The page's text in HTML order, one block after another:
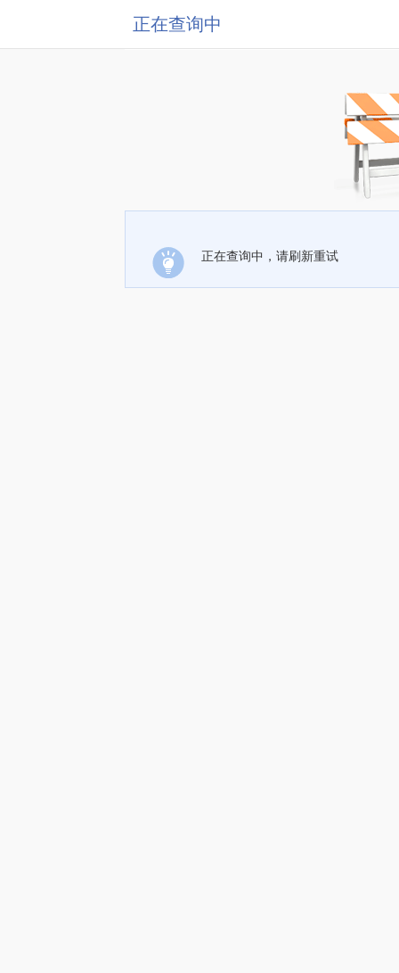
正在查询中
正在查询中，请刷新重试